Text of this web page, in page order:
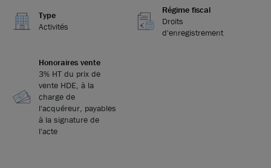
Type
Activités
Régime fiscal
Droits
d'enregistrement
Honoraires vente
3% HT du prix de
vente HDE, à la
charge de
l'acquéreur, payables
à la signature de
l'acte